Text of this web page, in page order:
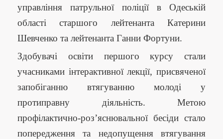
управління патрульної поліції в Одеській
області старшого лейтенанта Катерини
Шевченко та лейтенанта Ганни Фортуни.
Здобувачі освіти першого курсу стали
учасниками інтерактивної лекції, присвяченої
запобіганню втягуванню молоді у
протиправну діяльність. Метою
профілактично-роз’яснювальної бесіди стало
попередження та недопущення втягування